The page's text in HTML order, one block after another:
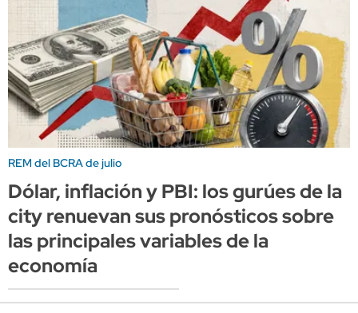
REM del BCRA de julio
Dólar, inflación y PBI: los gurúes de la
city renuevan sus pronósticos sobre
las principales variables de la
economía